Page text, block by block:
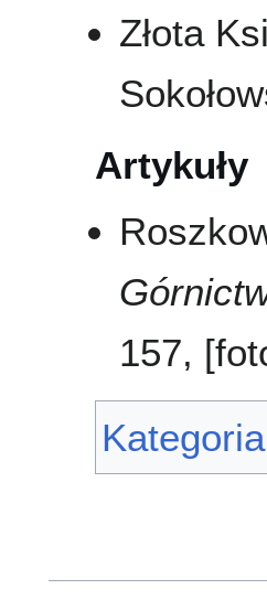
Złota
Artykuły
157,
Kategoria